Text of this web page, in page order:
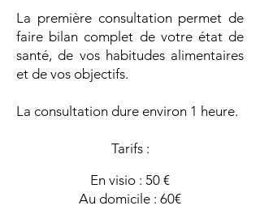
La première consultation permet de
faire bilan complet de votre état de
santé, de vos habitudes alimentaires
et de vos objectifs.
La consultation dure environ 1 heure.
Tarifs :
En visio : 50 €
Au domicile : 60€